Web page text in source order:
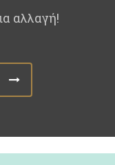
αλλαγή!